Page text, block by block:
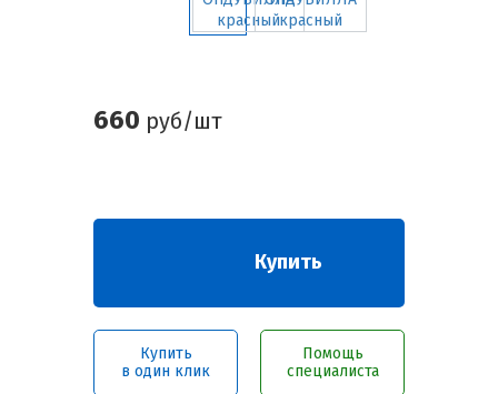
660 руб/шт
Купить
Купить
в один клик
Помощь
специалиста